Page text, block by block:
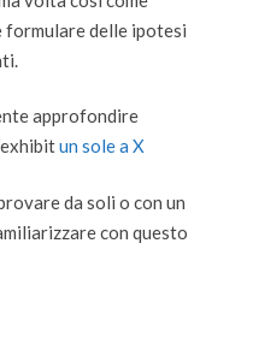
delle ipotesi
approfondire
un sole a X
da soli o con un
con questo